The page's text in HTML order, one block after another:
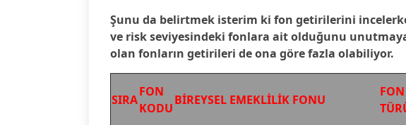
Şunu da belirtmek isterim ki fon getirilerini
ve risk seviyesindeki fonlara ait olduğunu
olan fonların getirileri de ona göre fazla olabiliyor.
SIRA
FON
KODU
BİREYSEL EMEKLİLİK FONU
FON